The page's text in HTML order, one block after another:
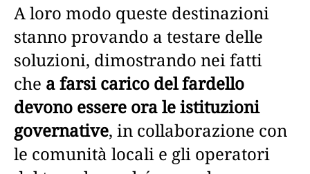
A loro modo queste destinazioni
stanno provando a testare delle
soluzioni, dimostrando nei fatti
che a farsi carico del fardello
devono essere ora le istituzioni
governative, in collaborazione con
le comunità locali e gli operatori